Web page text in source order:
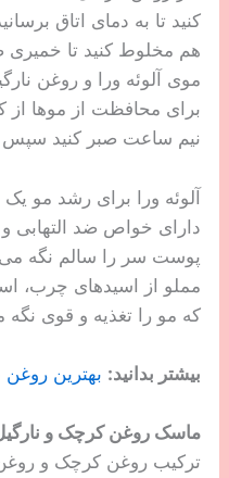
کنید تا به دمای اتاق
هم مخلوط کنید تا
موی آلوئه ورا و روغن
برای محافظت از موها از
نیم ساعت صبر کنید سپس
آلوئه ورا برای رشد مو
دارای خواص ضد
پوست سر را سالم نگه می
مملو از اسیدهای چرب،
که مو را تغذیه و قوی نگه
بیشتر بدانید: بهترین روغن
ماسک روغن کرچک و
ترکیب روغن کرچک و